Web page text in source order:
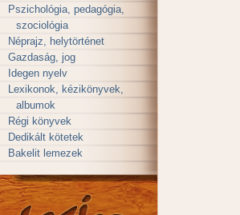
Pszichológia, pedagógia,
szociológia
Néprajz, helytörténet
Gazdaság, jog
Idegen nyelv
Lexikonok, kézikönyvek,
albumok
Régi könyvek
Dedikált kötetek
Bakelit lemezek